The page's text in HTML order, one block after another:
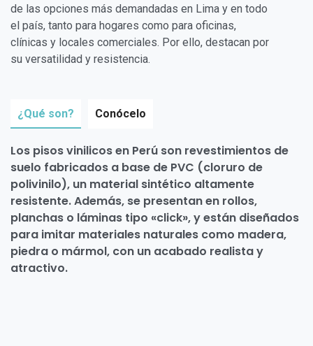
de las opciones más demandadas en Lima y en todo
el país, tanto para hogares como para oficinas,
clínicas y locales comerciales. Por ello, destacan por
su versatilidad y resistencia.
¿Qué son? Conócelo
Los pisos vinilicos en Perú son revestimientos de
suelo fabricados a base de PVC (cloruro de
polivinilo), un material sintético altamente
resistente. Además, se presentan en rollos,
planchas o láminas tipo «click», y están diseñados
para imitar materiales naturales como madera,
piedra o mármol, con un acabado realista y
atractivo.